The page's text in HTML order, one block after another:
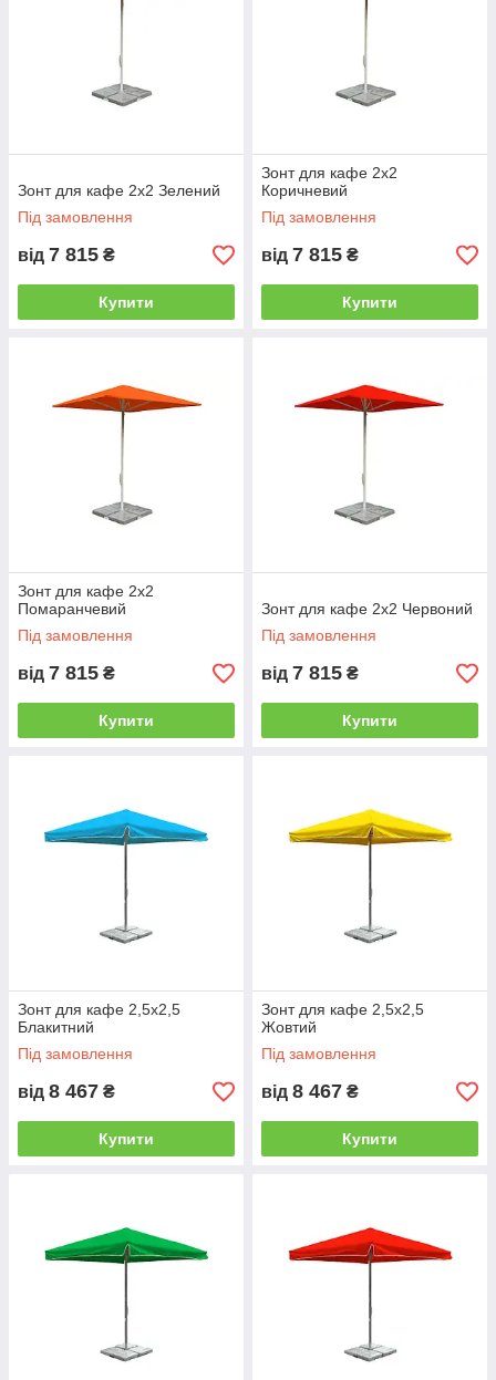
Зонт для кафе 2х2 Зелений
Під замовлення
від 7 815 ₴
Купити
Зонт для кафе 2х2
Коричневий
Під замовлення
від 7 815 ₴
Купити
Зонт для кафе 2х2
Помаранчевий
Під замовлення
від 7 815 ₴
Купити
Зонт для кафе 2х2 Червоний
Під замовлення
від 7 815 ₴
Купити
Зонт для кафе 2,5х2,5
Блакитний
Під замовлення
від 8 467 ₴
Купити
Зонт для кафе 2,5х2,5
Жовтий
Під замовлення
від 8 467 ₴
Купити